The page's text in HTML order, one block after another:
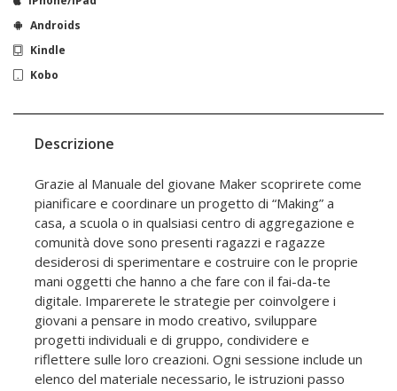
Androids
Kindle
Kobo
Descrizione
Grazie al Manuale del giovane Maker scoprirete come
pianificare e coordinare un progetto di “Making” a
casa, a scuola o in qualsiasi centro di aggregazione e
comunità dove sono presenti ragazzi e ragazze
desiderosi di sperimentare e costruire con le proprie
mani oggetti che hanno a che fare con il fai-da-te
digitale. Imparerete le strategie per coinvolgere i
giovani a pensare in modo creativo, sviluppare
progetti individuali e di gruppo, condividere e
riflettere sulle loro creazioni. Ogni sessione include un
elenco del materiale necessario, le istruzioni passo